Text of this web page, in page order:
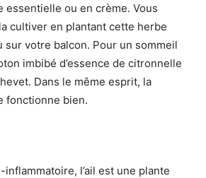
essentielle ou en crème. Vous
cultiver en plantant cette herbe
sur votre balcon. Pour un sommeil
imbibé d’essence de citronnelle
Dans le même esprit, la
fonctionne bien.
l’ail est une plante